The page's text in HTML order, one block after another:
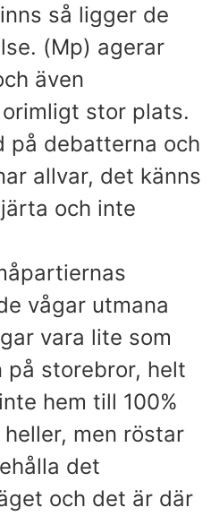
så ligger de
(Mp) agerar
även
stor plats.
på debatterna och
allvar, det känns
och inte
vågar utmana
vara lite som
på storebror, helt
hem till 100%
men röstar
det
och det är där